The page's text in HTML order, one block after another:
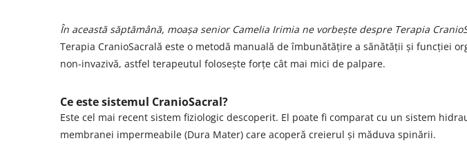
Ingrijire dupa nastere
Scutece & Servetele
Pinemed - Scutec colectare
În această săptămână, moașa senior Camelia Irimia ne vorbește despre Terapia
Terapia CranioSacrală este o metodă manuală de îmbunătățire a sănătății și funcției
non-invazivă, astfel terapeutul folosește forțe cât mai mici de palpare.
Ce este sistemul CranioSacral?
Este cel mai recent sistem fiziologic descoperit. El poate fi comparat cu un sistem
membranei impermeabile (Dura Mater) care acoperă creierul și măduva spinării.